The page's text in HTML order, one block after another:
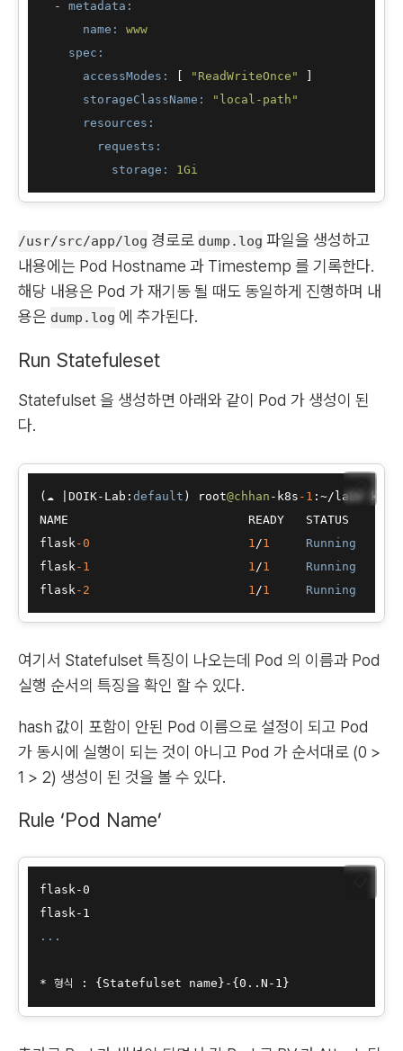
-
metadata:
name:
www
spec:
accessModes:
[ "ReadWriteOnce"
]
storageClassName:
"local-path"
resources:
requests:
storage:
1Gi
/usr/src/app/log 경로로 dump.log 파일을 생성하고
내용에는 Pod Hostname 과 Timestemp 를 기록한다.
해당 내용은 Pod 가 재기동 될 때도 동일하게 진행하며 내
용은 dump.log 에 추가된다.
Run Statefuleset
Statefulset 을 생성하면 아래와 같이 Pod 가 생성이 된
다.
(☁ DOIK- Lab: default ) root@chhan - k8s -1 : ~/ lab# k
NAME                         READY   STATUS
flask -0 1 /1 Running
flask -1 1 /1 Running
flask -2 1 /1 Running
📋
여기서 Statefulset 특징이 나오는데 Pod 의 이름과 Pod
실행 순서의 특징을 확인 할 수 있다.
hash 값이 포함이 안된 Pod 이름으로 설정이 되고 Pod
가 동시에 실행이 되는 것이 아니고 Pod 가 순서대로 (0 >
1 > 2) 생성이 된 것을 볼 수 있다.
Rule ‘Pod Name’
flask-0
...